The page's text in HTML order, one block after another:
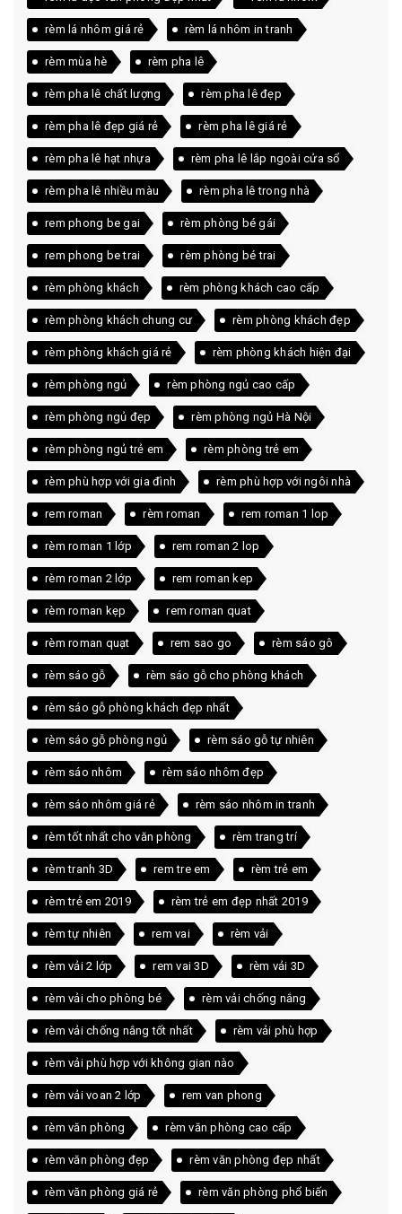
rèm lá nhôm giá rẻ rèm lá nhôm in tranh
rèm mùa hè rèm pha lê
rèm pha lê chất lượng rèm pha lê đẹp
rèm pha lê đẹp giá rẻ rèm pha lê giá rẻ
rèm pha lê hạt nhựa rèm pha lê lắp ngoài cửa sổ
rèm pha lê nhiều màu rèm pha lê trong nhà
rem phong be gai rèm phòng bé gái
rem phong be trai rèm phòng bé trai
rèm phòng khách rèm phòng khách cao cấp
rèm phòng khách chung cư rèm phòng khách đẹp
rèm phòng khách giá rẻ rèm phòng khách hiện đại
rèm phòng ngủ rèm phòng ngủ cao cấp
rèm phòng ngủ đẹp rèm phòng ngủ Hà Nội
rèm phòng ngủ trẻ em rèm phòng trẻ em
rèm phù hợp với gia đình rèm phù hợp với ngôi nhà
rem roman rèm roman rem roman 1 lop
rèm roman 1 lớp rem roman 2 lop
rèm roman 2 lớp rem roman kep
rèm roman kẹp rem roman quat
rèm roman quạt rem sao go rèm sáo gô
rèm sáo gỗ rèm sáo gỗ cho phòng khách
rèm sáo gỗ phòng khách đẹp nhất
rèm sáo gỗ phòng ngủ rèm sáo gỗ tự nhiên
rèm sáo nhôm rèm sáo nhôm đẹp
rèm sáo nhôm giá rẻ rèm sáo nhôm in tranh
rèm tốt nhất cho văn phòng rèm trang trí
rèm tranh 3D rem tre em rèm trẻ em
rèm trẻ em 2019 rèm trẻ em đẹp nhất 2019
rèm tự nhiên rem vai rèm vải
rèm vải 2 lớp rem vai 3D rèm vải 3D
rèm vải cho phòng bé rèm vải chống nắng
rèm vải chống nắng tốt nhất rèm vải phù hợp
rèm vải phù hợp với không gian nào
rèm vải voan 2 lớp rem van phong
rèm văn phòng rèm văn phòng cao cấp
rèm văn phòng đẹp rèm văn phòng đẹp nhất
rèm văn phòng giá rẻ rèm văn phòng phổ biến